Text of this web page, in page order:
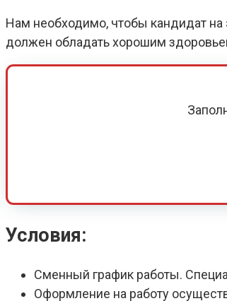
Нам необходимо, чтобы кандидат на
должен обладать хорошим
Условия:
Сменный график работы.
Оформление на работу